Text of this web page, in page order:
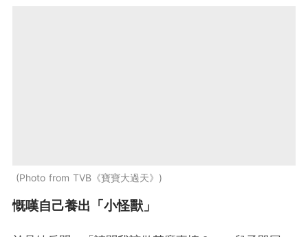
Photo from TVB《寶寶大過天》
慨嘆自己養出「小怪獸」